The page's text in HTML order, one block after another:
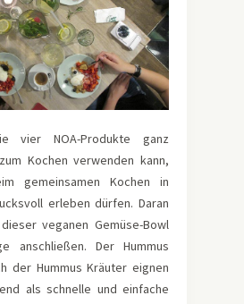
vier NOA-Produkte ganz
Kochen verwenden kann,
gemeinsamen Kochen in
erleben dürfen. Daran
veganen Gemüse-Bowl
anschließen. Der Hummus
der Hummus Kräuter eignen
als schnelle und einfache